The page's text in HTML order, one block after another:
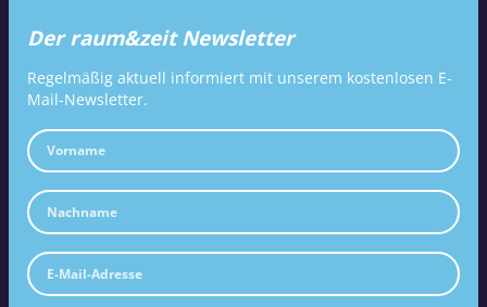
Der raum&zeit Newsletter
Regelmäßig aktuell informiert mit unserem kostenlosen E-
Mail-Newsletter.